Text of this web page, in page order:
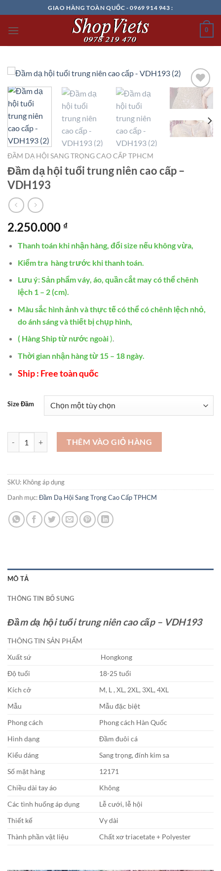
đến
nội
GIAO HÀNG TOÀN QUỐC - 0969 914 943 :
0
wishlist
ĐẦM DẠ HỘI SANG TRỌNG CAO CẤP TPHCM
Đầm dạ hội tuổi trung niên cao cấp –
VDH193
2.250.000 ₫
Thanh toán khi nhận hàng, đổi size nếu không vừa,
Kiểm tra hàng trước khi thanh toán.
Lưu ý: Sản phẩm váy, áo, quần cắt may có thể chênh
lệch 1 – 2 (cm).
Màu sắc hình ảnh và thực tế có thể có chênh lệch nhỏ,
do ánh sáng và thiết bị chụp hình,
( Hàng Ship từ nước ngoài).
Thời gian nhận hàng từ 15 – 18 ngày.
Ship : Free toàn quốc
Size Đầm
Đầm dạ hội tuổi trung niên cao cấp - VDH193 số lượng
THÊM VÀO GIỎ HÀNG
SKU: Không áp dụng
Danh mục:Đầm Dạ Hội Sang Trọng Cao Cấp TPHCM
MÔ TẢ
THÔNG TIN BỔ SUNG
Đầm dạ hội tuổi trung niên cao cấp – VDH193
THÔNG TIN SẢN PHẨM
Xuất sứ
Hongkong
Độ tuổi
18-25 tuổi
Kích cở
M, L , XL, 2XL, 3XL, 4XL
Mẫu
Mẫu đặc biệt
Phong cách
Phong cách Hàn Quốc
Hình dạng
Đầm đuôi cá
Kiểu dáng
Sang trọng, đính kim sa
Số mặt hàng
12171
Chiều dài tay áo
Không
Các tình huống áp dụng
Lễ cưới, lễ hội
Thiết kế
Vy dài
Thành phần vật liệu
Chất xơ triacetate + Polyester